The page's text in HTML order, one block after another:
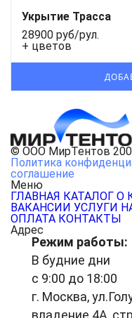
Укрытие Трасса
28900 руб/рул.
+ цветов
© ООО МирТентов
Политика
соглашение
Меню
ГЛАВНАЯ КАТАЛОГ О
ВАКАНСИИ УСЛУГИ
ОПЛАТА КОНТАКТЫ
Адрес
Режим работы:
В будние дни
с 9:00 до 18:00
г. Москва,
владение 4А,